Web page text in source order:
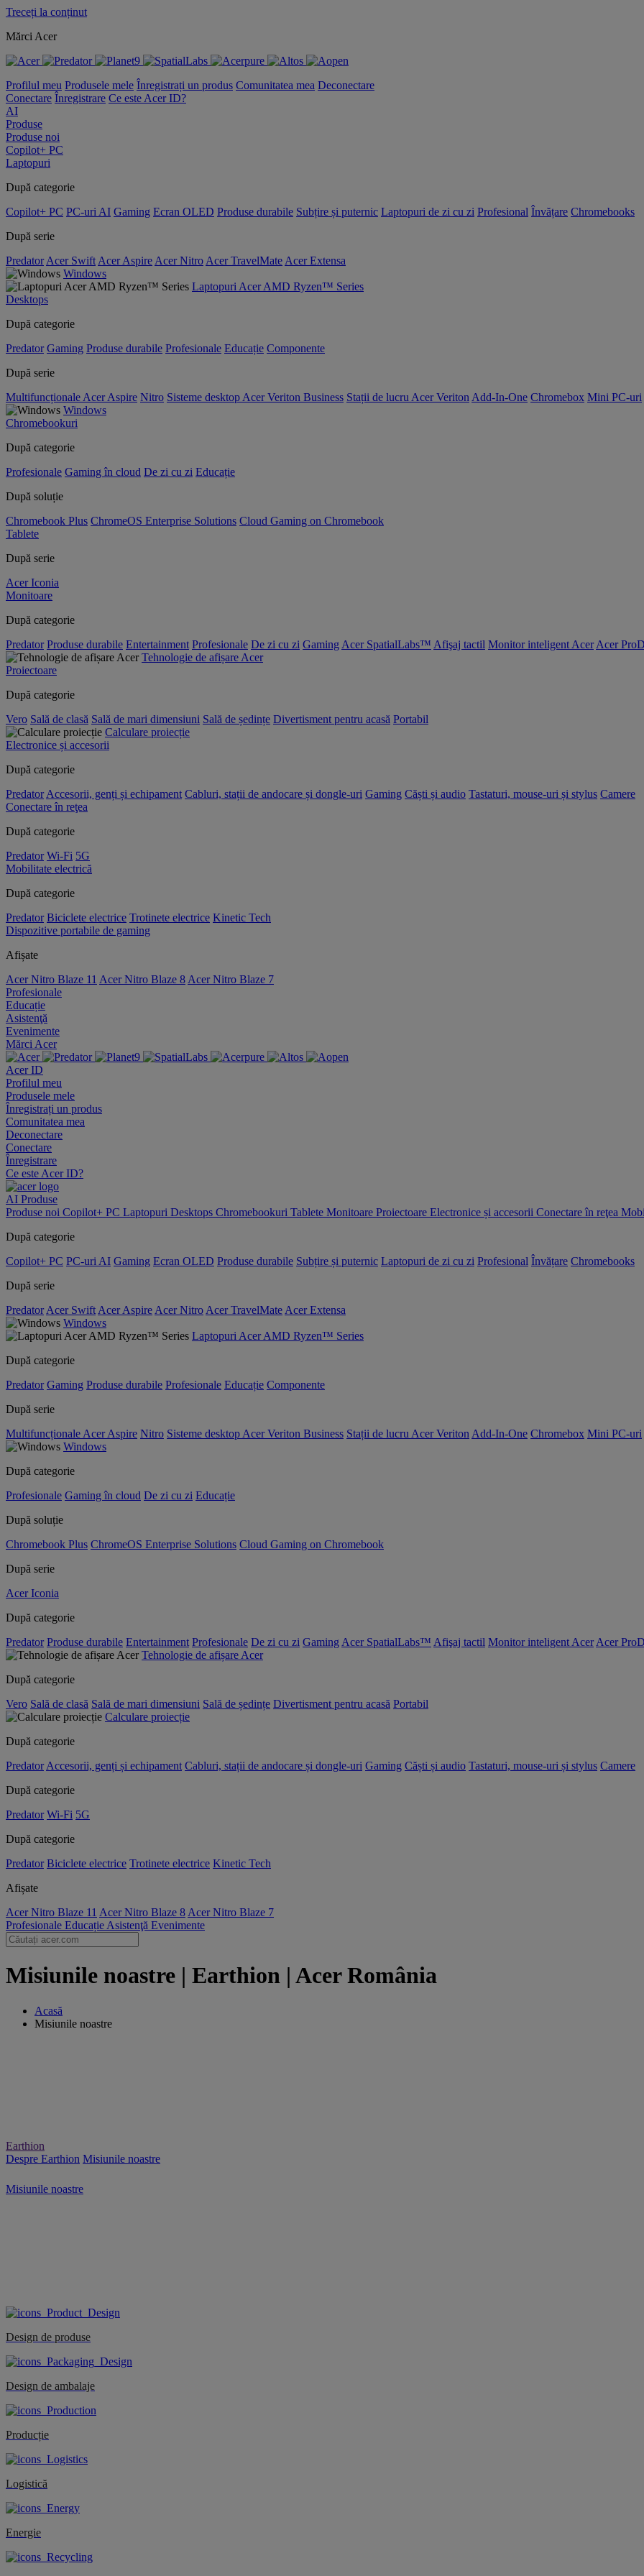
Treceți la conținut
Mărci Acer
Profilul meu Produsele mele Înregistrați un produs Comunitatea mea Deconectare
Conectare Înregistrare Ce este Acer ID?
AI
Produse
Produse noi
Copilot+ PC
Laptopuri
După categorie
Copilot+ PC PC-uri AI Gaming Ecran OLED Produse durabile Subțire și puternic Laptopuri de zi cu zi Profesional Învățare Chromebooks
După serie
Predator Acer Swift Acer Aspire Acer Nitro Acer TravelMate Acer Extensa
Windows
Laptopuri Acer AMD Ryzen™ Series
Desktops
După categorie
Predator Gaming Produse durabile Profesionale Educație Componente
După serie
Multifuncționale Acer Aspire Nitro Sisteme desktop Acer Veriton Business Stații de lucru Acer Veriton Add-In-One Chromebox Mini PC-uri
Windows
Chromebookuri
După categorie
Profesionale Gaming în cloud De zi cu zi Educație
După soluție
Chromebook Plus ChromeOS Enterprise Solutions Cloud Gaming on Chromebook
Tablete
După serie
Acer Iconia
Monitoare
După categorie
Predator Produse durabile Entertainment Profesionale De zi cu zi Gaming Acer SpatialLabs™ Afişaj tactil Monitor inteligent Acer Acer
Tehnologie de afișare Acer
Proiectoare
După categorie
Vero Sală de clasă Sală de mari dimensiuni Sală de ședințe Divertisment pentru acasă Portabil
Calculare proiecție
Electronice și accesorii
După categorie
Predator Accesorii, genți și echipament Cabluri, stații de andocare și dongle-uri Gaming Căști și audio Tastaturi, mouse-uri și stylus Camere
Conectare în reţea
După categorie
Predator Wi-Fi 5G
Mobilitate electrică
După categorie
Predator Biciclete electrice Trotinete electrice Kinetic Tech
Dispozitive portabile de gaming
Afișate
Acer Nitro Blaze 11 Acer Nitro Blaze 8 Acer Nitro Blaze 7
Profesionale
Educație
Asistenţă
Evenimente
Mărci Acer
Acer ID
Profilul meu
Produsele mele
Înregistrați un produs
Comunitatea mea
Deconectare
Conectare
Înregistrare
Ce este Acer ID?
AI Produse
Produse noi Copilot+ PC Laptopuri Desktops Chromebookuri Tablete Monitoare Proiectoare Electronice și accesorii Conectare în reţea
După categorie
Copilot+ PC PC-uri AI Gaming Ecran OLED Produse durabile Subțire și puternic Laptopuri de zi cu zi Profesional Învățare Chromebooks
După serie
Predator Acer Swift Acer Aspire Acer Nitro Acer TravelMate Acer Extensa
Windows
Laptopuri Acer AMD Ryzen™ Series
După categorie
Predator Gaming Produse durabile Profesionale Educație Componente
După serie
Multifuncționale Acer Aspire Nitro Sisteme desktop Acer Veriton Business Stații de lucru Acer Veriton Add-In-One Chromebox Mini PC-uri
Windows
După categorie
Profesionale Gaming în cloud De zi cu zi Educație
După soluție
Chromebook Plus ChromeOS Enterprise Solutions Cloud Gaming on Chromebook
După serie
Acer Iconia
După categorie
Predator Produse durabile Entertainment Profesionale De zi cu zi Gaming Acer SpatialLabs™ Afişaj tactil Monitor inteligent Acer Acer
Tehnologie de afișare Acer
După categorie
Vero Sală de clasă Sală de mari dimensiuni Sală de ședințe Divertisment pentru acasă Portabil
Calculare proiecție
După categorie
Predator Accesorii, genți și echipament Cabluri, stații de andocare și dongle-uri Gaming Căști și audio Tastaturi, mouse-uri și stylus Camere
După categorie
Predator Wi-Fi 5G
După categorie
Predator Biciclete electrice Trotinete electrice Kinetic Tech
Afișate
Acer Nitro Blaze 11 Acer Nitro Blaze 8 Acer Nitro Blaze 7
Profesionale Educație Asistenţă Evenimente
Misiunile noastre | Earthion | Acer România
Acasă
Misiunile noastre
Earthion
Despre Earthion Misiunile noastre
Misiunile noastre
Design de produse
Design de ambalaje
Producție
Logistică
Energie